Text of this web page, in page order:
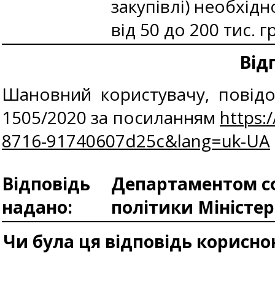
закупівлі)
від 50 до 200 тис.
Шановний користувачу,
1505/2020 за посиланням
8716-91740607d25c&lang=uk-UA
Відповідь
надано:
Департаментом
політики
Чи була ця відповідь